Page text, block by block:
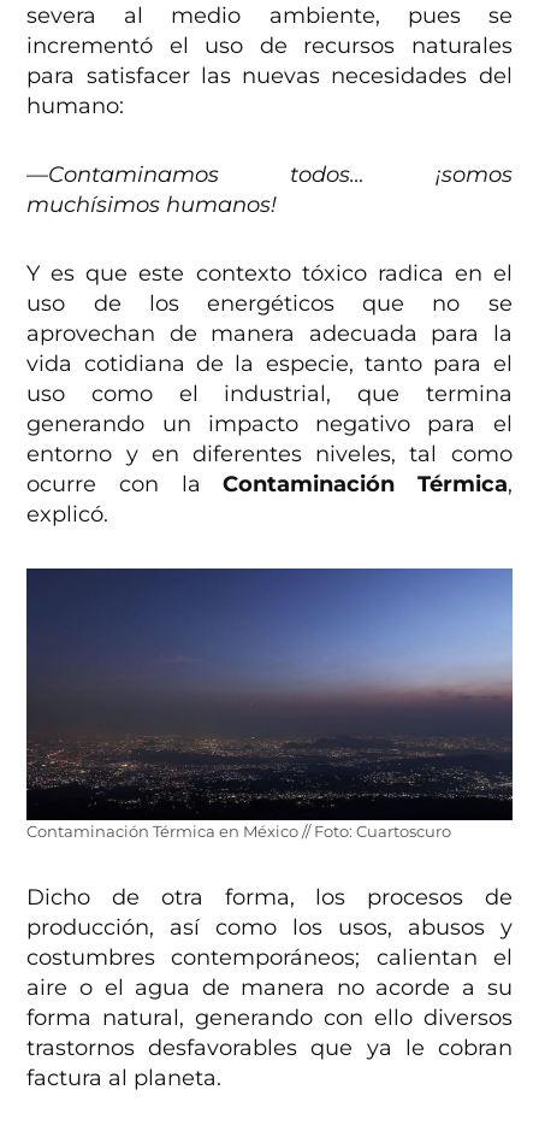
severa al medio ambiente, pues se
incrementó el uso de recursos naturales
para satisfacer las nuevas necesidades del
humano:
—Contaminamos todos… ¡somos
muchísimos humanos!
Y es que este contexto tóxico radica en el
uso de los energéticos que no se
aprovechan de manera adecuada para la
vida cotidiana de la especie, tanto para el
uso como el industrial, que termina
generando un impacto negativo para el
entorno y en diferentes niveles, tal como
ocurre con laContaminación Térmica,
explicó.
Contaminación Térmica en México // Foto: Cuartoscuro
Dicho de otra forma, los procesos de
producción, así como los usos, abusos y
costumbres contemporáneos; calientan el
aire o el agua de manera no acorde a su
forma natural, generando con ello diversos
trastornos desfavorables que ya le cobran
factura al planeta.